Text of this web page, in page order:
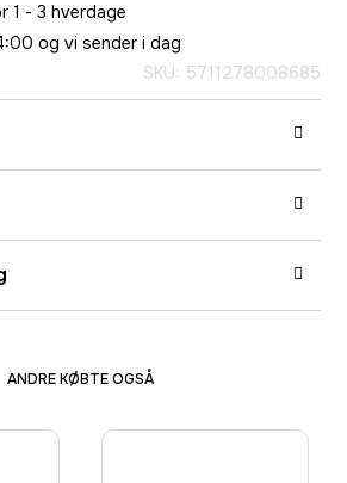
1 - 3 hverdage
og vi sender i dag
SKU: 5711278008685
ANDRE KØBTE OGSÅ